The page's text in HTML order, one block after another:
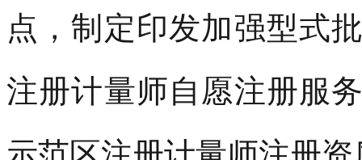
点，制定印发加强型式
注册计量师自愿注册服